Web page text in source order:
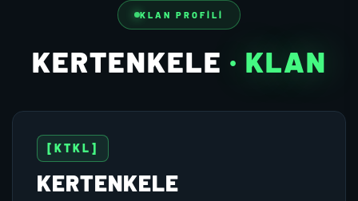
KLAN PROFILI
KERTENKELE · KLAN
[KTKL]
KERTENKELE